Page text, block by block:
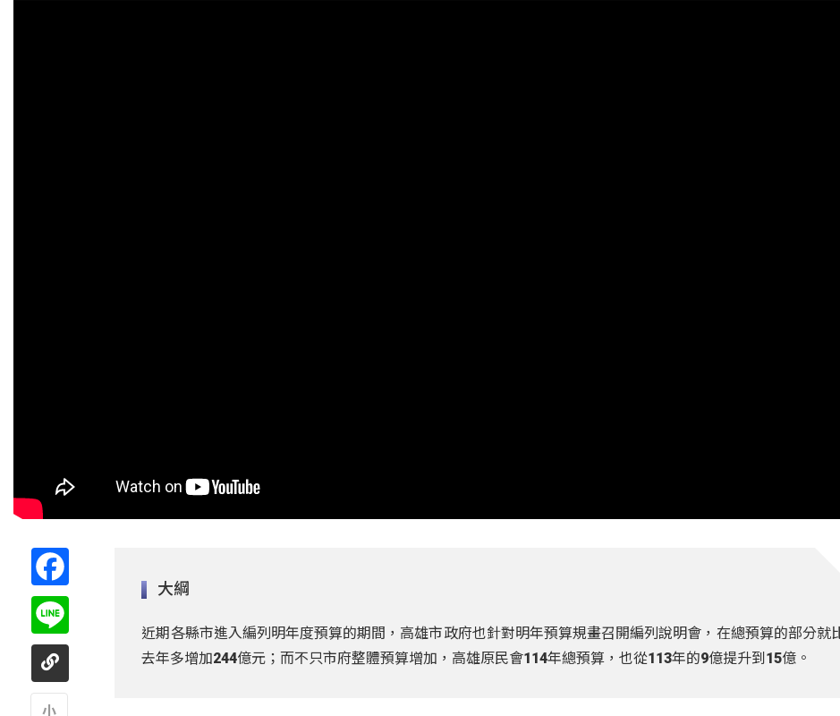
大綱
近期各縣市進入編列明年度預算的期間，高雄市政府也針對明年預算規畫召開編列說明會，在總預算的部分就
去年多增加244億元；而不只市府整體預算增加，高雄原民會114年總預算，也從113年的9億提升到15億。